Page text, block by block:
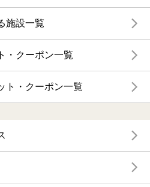
施設一覧
・クーポン一覧
ト・クーポン一覧